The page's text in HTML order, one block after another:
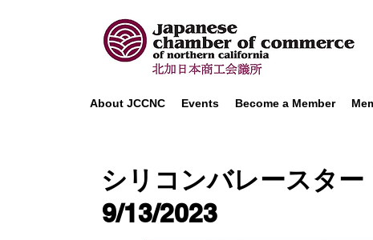
About JCCNC Events Become a Member
シリコンバレースタ
9/13/2023